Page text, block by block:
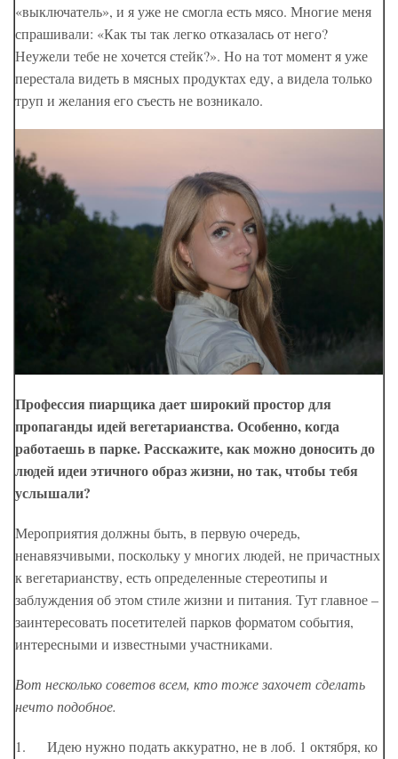
«выключатель», и я уже не смогла есть мясо. Многие меня
спрашивали: «Как ты так легко отказалась от него?
Неужели тебе не хочется стейк?». Но на тот момент я уже
перестала видеть в мясных продуктах еду, а видела только
труп и желания его съесть не возникало.
Профессия пиарщика дает широкий простор для
пропаганды идей вегетарианства. Особенно, когда
работаешь в парке. Расскажите, как можно доносить до
людей идеи этичного образ жизни, но так, чтобы тебя
услышали?
Мероприятия должны быть, в первую очередь,
ненавязчивыми, поскольку у многих людей, не причастных
к вегетарианству, есть определенные стереотипы и
заблуждения об этом стиле жизни и питания. Тут главное –
заинтересовать посетителей парков форматом события,
интересными и известными участниками.
Вот несколько советов всем, кто тоже захочет сделать
нечто подобное.
1. Идею нужно подать аккуратно, не в лоб. 1 октября, ко